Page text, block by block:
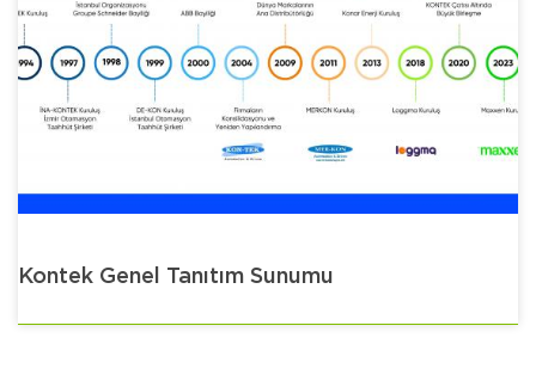
Kontek Genel Tanıtım Sunumu